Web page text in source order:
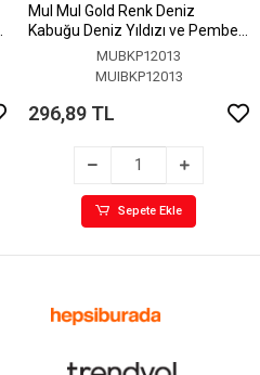
MuI MuI Gold Renk Deniz
Kabuğu Deniz Yıldızı ve Pembe
Taş Detaylı Küpe
MUBKP12013
MUIBKP12013
296,89 TL
Sepete Ekle